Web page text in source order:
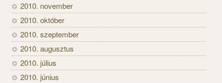
2010. november
2010. október
2010. szeptember
2010. augusztus
2010. július
2010. június